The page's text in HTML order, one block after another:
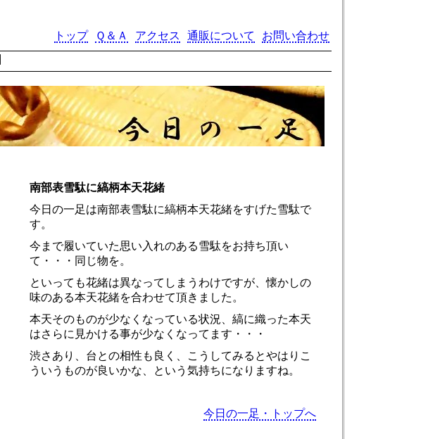
トップ Ｑ＆Ａ アクセス 通販について
お問い合わせ
南部表雪駄に縞柄本天花緒
今日の一足は南部表雪駄に縞柄本天花緒をすげた雪駄で
す。
今まで履いていた思い入れのある雪駄をお持ち頂い
て・・・同じ物を。
といっても花緒は異なってしまうわけですが、懐かしの
味のある本天花緒を合わせて頂きました。
本天そのものが少なくなっている状況、縞に織った本天
はさらに見かける事が少なくなってます・・・
渋さあり、台との相性も良く、こうしてみるとやはりこ
ういうものが良いかな、という気持ちになりますね。
今日の一足・トップへ